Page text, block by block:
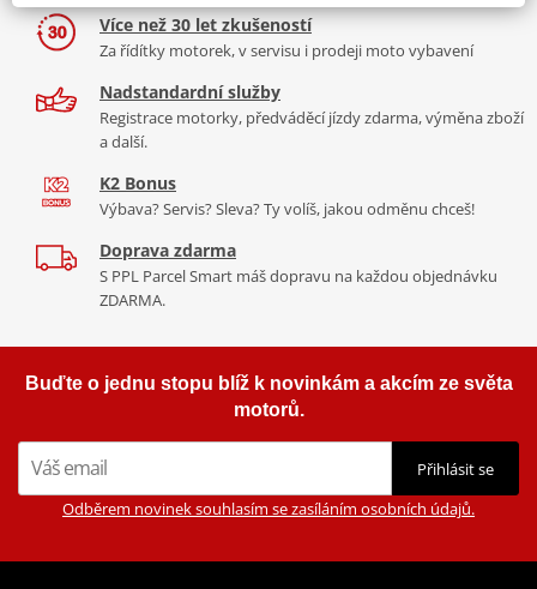
nabízívýrobky té nejvyšší kvalitya spolupracuje s předními
výrobci motocyklů jako je napříkladAprilia, Honda, Suzuki či
Yamaha.
Více informací o značce
Zobrazit všechny produkty
Více než 30 let zkušeností
Za řídítky motorek, v servisu i prodeji moto vybavení
Nadstandardní služby
Registrace motorky, předváděcí jízdy zdarma, výměna zboží
a další.
K2 Bonus
Výbava? Servis? Sleva? Ty volíš, jakou odměnu chceš!
Doprava zdarma
S PPL Parcel Smart máš dopravu na každou objednávku
ZDARMA.
Buďte o jednu stopu blíž k novinkám a akcím ze světa
motorů.
Přihlásit se
Odběrem novinek souhlasím se zasíláním osobních údajů.